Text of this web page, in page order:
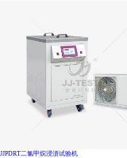
JJPDRT二氯甲烷浸渍试验机